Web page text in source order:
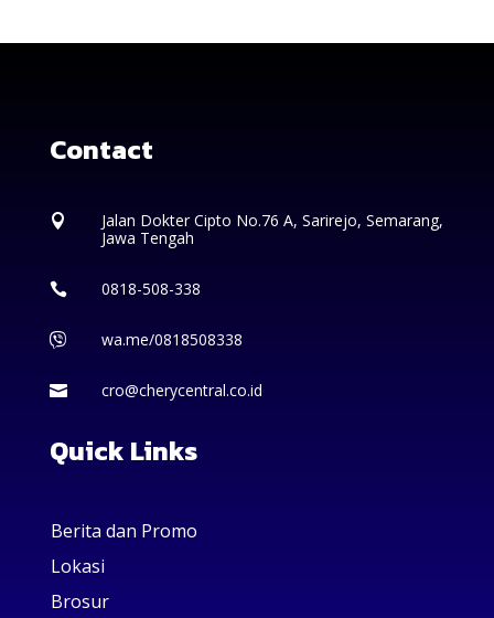
Contact

Jalan Dokter Cipto No.76 A, Sarirejo, Semarang,
Jawa Tengah
 0818-508-338
 wa.me/0818508338
 cro@cherycentral.co.id
Quick Links
Berita dan Promo
Lokasi
Brosur